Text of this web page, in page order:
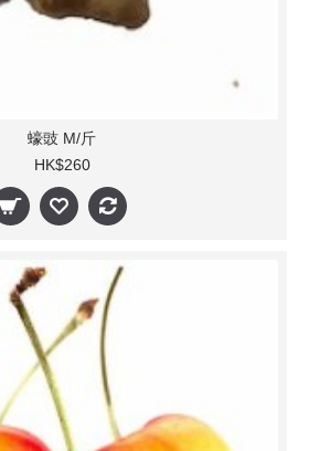
蠔豉 M/斤
HK$260